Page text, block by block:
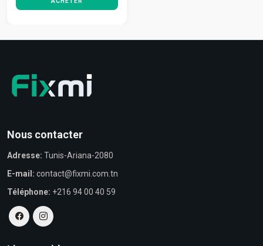
Nous contacter
Adresse: Tunis-Ariana-2080
E-mail: contact@fixmi.com.tn
Téléphone: +216 94 00 40 59